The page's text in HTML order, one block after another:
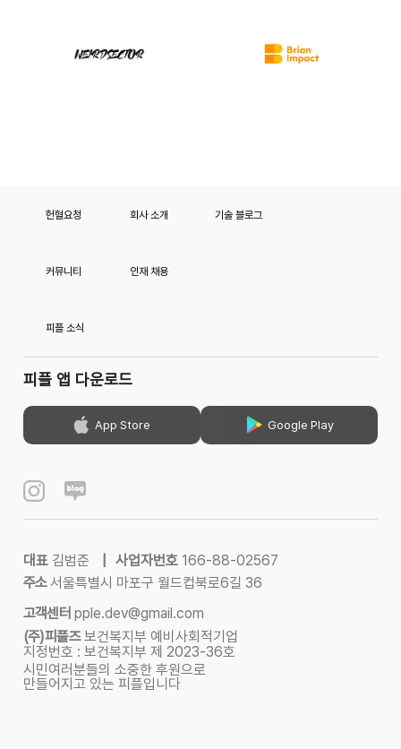
헌혈요청
커뮤니티
피플 소식
회사 소개
인재 채용
기술 블로그
피플 앱 다운로드
App Store Google Play
대표 김범준 사업자번호166-88-02567
주소 서울특별시 마포구 월드컵북로6길 36
고객센터 pple.dev@gmail.com
(주)피플즈보건복지부 예비사회적기업
지정번호 : 보건복지부 제 2023-36호
시민여러분들의 소중한 후원으로
만들어지고 있는 피플입니다